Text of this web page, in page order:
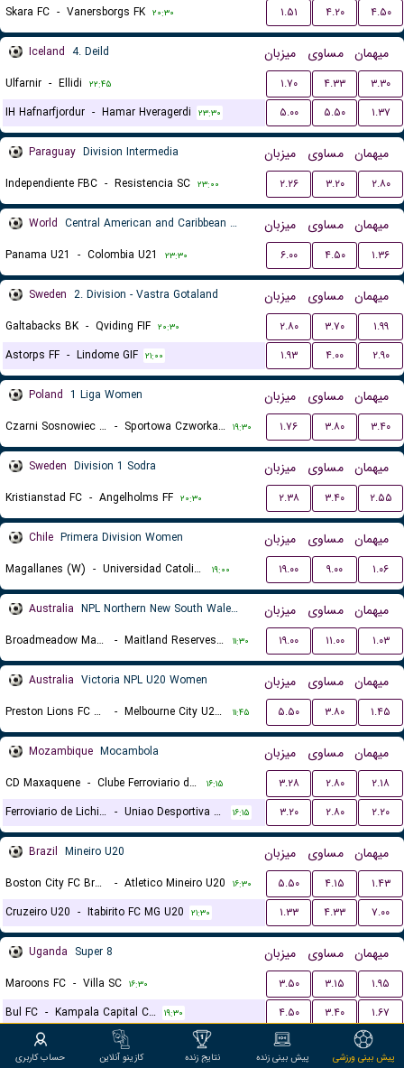
Skara FC - Vanersborgs FK ۲۰:۳۰ ۱.۵۱ ۴.۲۰ ۴.۵۰
Iceland 4. Deild میزبان مساوی میهمان
Ulfarnir - Ellidi ۲۲:۴۵ ۱.۷۰ ۴.۳۳
۳.۳۰
IH Hafnarfjordur - Hamar Hveragerdi ۲۳:۳۰ ۵.۰۰ ۵.۵۰ ۱.۳۷
Paraguay Division Intermedia میزبان مساوی میهمان
Independiente FBC - Resistencia SC ۲۳:۰۰ ۲.۲۶ ۳.۲۰ ۲.۸۰
World Central American and Caribbean Games میزبان مساوی میهمان
Panama U21 - Colombia U21 ۲۳:۳۰ ۶.۰۰ ۴.۵۰ ۱.۳۶
Sweden 2. Division - Vastra Gotaland میزبان مساوی میهمان
Galtabacks BK - Qviding FIF ۲۰:۳۰ ۲.۸۰ ۳.۷۰
۱.۹۹
Astorps FF - Lindome GIF ۲۱:۰۰ ۱.۹۳ ۴.۰۰ ۲.۹۰
Poland 1 Liga Women میزبان مساوی میهمان
Czarni Sosnowiec II (W) - Sportowa Czworka Radom (W) ۱۹:۳۰ ۱.۷۶ ۳.۸۰ ۳.۴۰
Sweden Division 1 Sodra میزبان مساوی میهمان
Kristianstad FC - Angelholms FF ۲۰:۳۰ ۲.۳۸ ۳.۴۰ ۲.۵۵
Chile Primera Division Women میزبان مساوی میهمان
Magallanes (W) - Universidad Catolica (W) ۱۹:۰۰ ۱۹.۰۰ ۹.۰۰ ۱.۰۶
Australia NPL Northern New South Wales Women Reserves میزبان مساوی میهمان
Broadmeadow Magic Reserves (W) - Maitland Reserves (W) ۱۱:۳۰ ۱۹.۰۰ ۱۱.۰۰ ۱.۰۳
Australia Victoria NPL U20 Women میزبان مساوی میهمان
Preston Lions FC U20 (W) - Melbourne City U20 (W) ۱۱:۴۵ ۵.۵۰ ۳.۸۰ ۱.۴۵
Mozambique Mocambola میزبان مساوی میهمان
CD Maxaquene - Clube Ferroviario de Nampula ۱۶:۱۵ ۳.۲۸ ۲.۸۰
۲.۱۸
Ferroviario de Lichinga - Uniao Desportiva Songo ۱۶:۱۵ ۳.۲۰ ۲.۸۰ ۲.۲۰
Brazil Mineiro U20 میزبان مساوی میهمان
Boston City FC Brasil U20 - Atletico Mineiro U20 ۱۶:۳۰ ۵.۵۰ ۴.۱۵
۱.۴۳
Cruzeiro U20 - Itabirito FC MG U20 ۲۱:۳۰ ۱.۳۳ ۴.۳۳ ۷.۰۰
Uganda Super 8 میزبان مساوی میهمان
Maroons FC - Villa SC ۱۶:۳۰ ۳.۵۰ ۳.۱۵
۱.۹۵
Bul FC - Kampala Capital City ۱۹:۳۰ ۴.۵۰ ۳.۴۰ ۱.۶۷
North Macedonia First League میزبان مساوی میهمان
پیش بینی ورزشی پیش بینی زنده نتایج زنده کازینو آنلاین حساب کاربری